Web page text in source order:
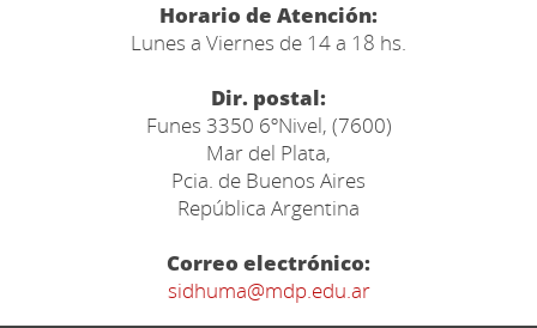
Horario de Atención:
Lunes a Viernes de 14 a 18 hs.
Dir. postal:
Funes 3350 6ºNivel, (7600)
Mar del Plata,
Pcia. de Buenos Aires
República Argentina
Correo electrónico:
sidhuma@mdp.edu.ar